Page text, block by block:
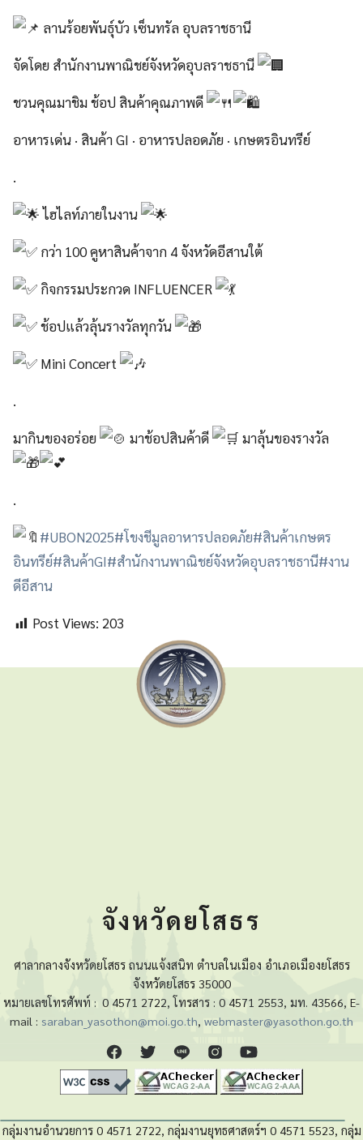
ลานร้อยพันธุ์บัว เซ็นทรัล อุบลราชธานี
จัดโดย สำนักงานพาณิชย์จังหวัดอุบลราชธานี
ชวนคุณมาชิม ช้อป สินค้าคุณภาพดี
อาหารเด่น · สินค้า GI · อาหารปลอดภัย · เกษตรอินทรีย์
.
ไฮไลท์ภายในงาน
กว่า 100 คูหาสินค้าจาก 4 จังหวัดอีสานใต้
กิจกรรมประกวด INFLUENCER
ช้อปแล้วลุ้นรางวัลทุกวัน
Mini Concert
.
มากินของอร่อย มาช้อปสินค้าดี มาลุ้นของรางวัล
.
#UBON2025#โขงชีมูลอาหารปลอดภัย#สินค้าเกษตร
อินทรีย์#สินค้าGI#สำนักงานพาณิชย์จังหวัดอุบลราชธานี#งาน
ดีอีสาน
Post Views: 203
จังหวัดยโสธร
ศาลากลางจังหวัดยโสธร ถนนแจ้งสนิท ตำบลในเมือง อำเภอเมืองยโสธร
จังหวัดยโสธร 35000
หมายเลขโทรศัพท์ : 0 4571 2722, โทรสาร : 0 4571 2553, มท. 43566, E-
mail : saraban_yasothon@moi.go.th, webmaster@yasothon.go.th
กลุ่มงานอำนวยการ 0 4571 2722, กลุ่มงานยุทธศาสตร์ฯ 0 4571 5523, กลุ่ม